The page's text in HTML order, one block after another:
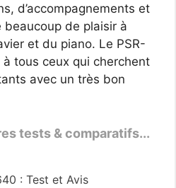
d’accompagnements et
de plaisir à
et du piano. Le PSR-
tous ceux qui cherchent
avec un très bon
tests & comparatifs...
: Test et Avis